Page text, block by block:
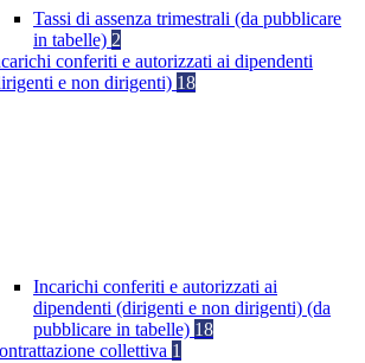
Tassi di assenza trimestrali (da pubblicare
in tabelle) 2
conferiti e autorizzati ai dipendenti
e non dirigenti) 18
Incarichi conferiti e autorizzati ai
dipendenti (dirigenti e non dirigenti) (da
pubblicare in tabelle) 18
collettiva 1